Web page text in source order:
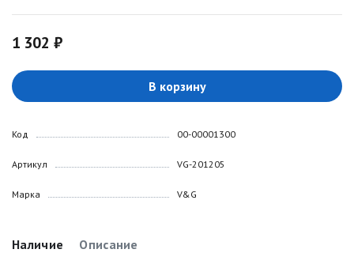
1 302 ₽
В корзину
Код
Артикул
Марка
00-00001300
VG-201205
V&G
Наличие Описание